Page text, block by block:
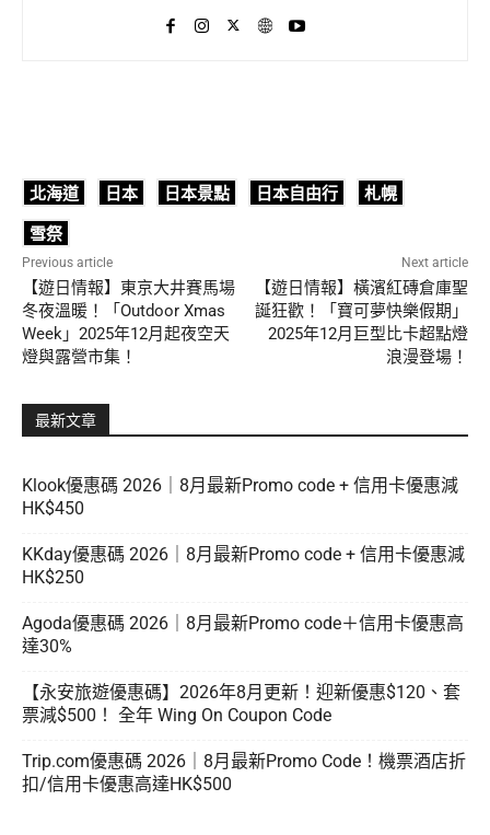
北海道 日本 日本景點 日本自由行
札幌
雪祭
Previous article
【遊日情報】東京大井賽馬場
冬夜溫暖！「Outdoor Xmas
Week」2025年12月起夜空天
燈與露營市集！
Next article
【遊日情報】橫濱紅磚倉庫聖
誕狂歡！「寶可夢快樂假期」
2025年12月巨型比卡超點燈
浪漫登場！
最新文章
Klook優惠碼 2026｜8月最新Promo code + 信用卡優惠減
HK$450
KKday優惠碼 2026｜8月最新Promo code + 信用卡優惠減
HK$250
Agoda優惠碼 2026｜8月最新Promo code＋信用卡優惠高
達30%
【永安旅遊優惠碼】2026年8月更新！迎新優惠$120、套
票減$500！ 全年 Wing On Coupon Code
Trip.com優惠碼 2026｜8月最新Promo Code！機票酒店折
扣/信用卡優惠高達HK$500